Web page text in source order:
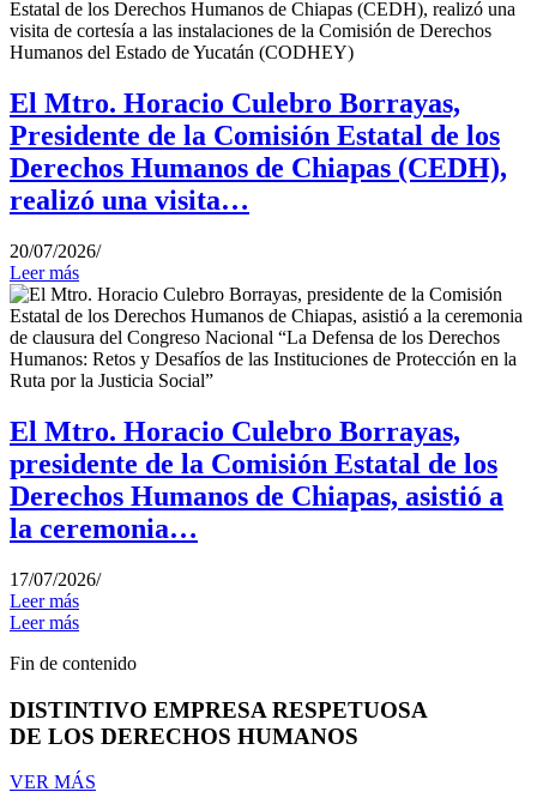
El Mtro. Horacio Culebro Borrayas,
Presidente de la Comisión Estatal de los
Derechos Humanos de Chiapas (CEDH),
realizó una visita…
20/07/2026/
Leer más
El Mtro. Horacio Culebro Borrayas,
presidente de la Comisión Estatal de los
Derechos Humanos de Chiapas, asistió a
la ceremonia…
17/07/2026/
Leer más
Leer más
Fin de contenido
DISTINTIVO EMPRESA RESPETUOSA
DE LOS DERECHOS HUMANOS
VER MÁS